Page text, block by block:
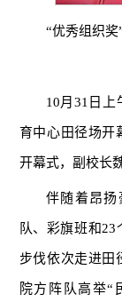
“优秀组织奖
10月31日上
育中心田径场开
开幕式，副校长
伴随着昂扬
队、彩旗班和
步伐依次走进田
院方阵队高举“